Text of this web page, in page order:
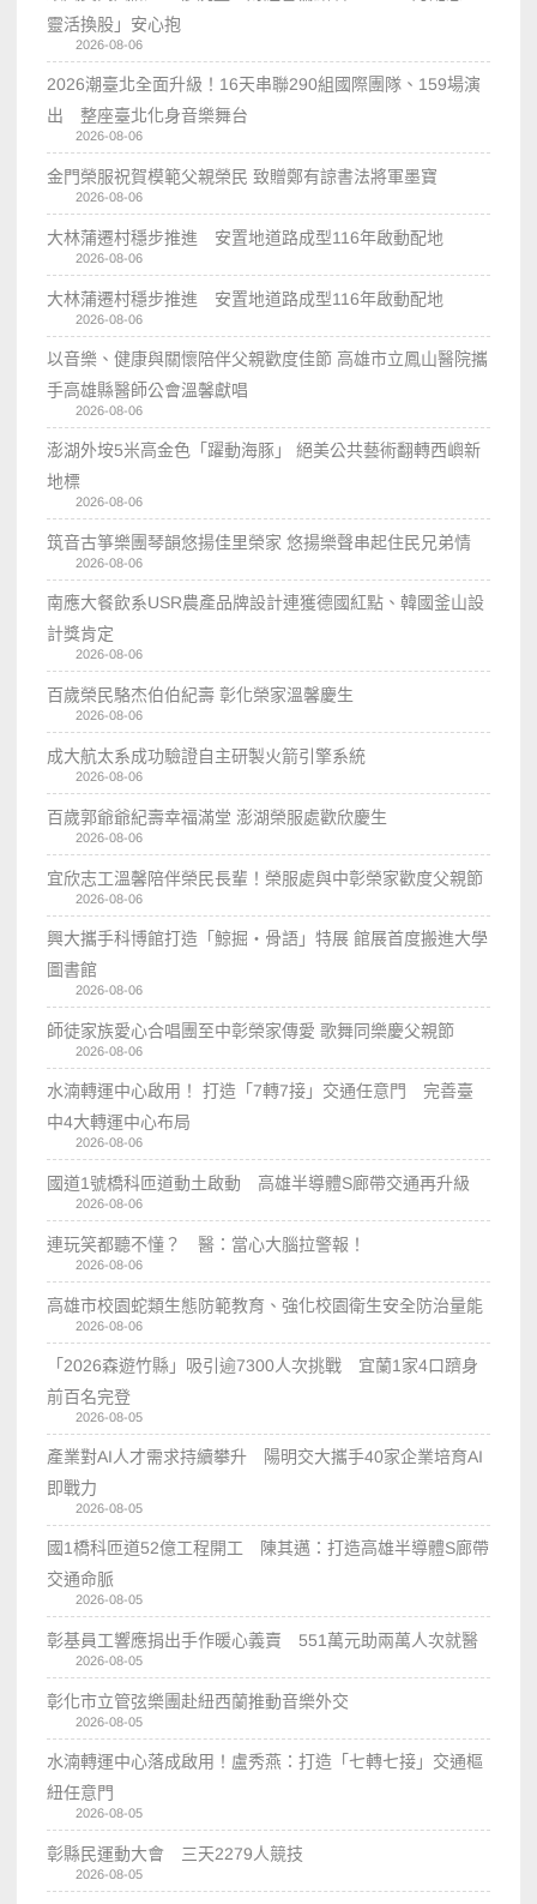
靈活換股」安心抱
2026-08-06
2026潮臺北全面升級！16天串聯290組國際團隊、159場演
出 整座臺北化身音樂舞台
2026-08-06
金門榮服祝賀模範父親榮民 致贈鄭有諒書法將軍墨寶
2026-08-06
大林蒲遷村穩步推進 安置地道路成型116年啟動配地
2026-08-06
大林蒲遷村穩步推進 安置地道路成型116年啟動配地
2026-08-06
以音樂、健康與關懷陪伴父親歡度佳節 高雄市立鳳山醫院攜
手高雄縣醫師公會溫馨獻唱
2026-08-06
澎湖外垵5米高金色「躍動海豚」 絕美公共藝術翻轉西嶼新
地標
2026-08-06
筑音古箏樂團琴韻悠揚佳里榮家 悠揚樂聲串起住民兄弟情
2026-08-06
南應大餐飲系USR農產品牌設計連獲德國紅點、韓國釜山設
計獎肯定
2026-08-06
百歲榮民駱杰伯伯紀壽 彰化榮家溫馨慶生
2026-08-06
成大航太系成功驗證自主研製火箭引擎系統
2026-08-06
百歲郭爺爺紀壽幸福滿堂 澎湖榮服處歡欣慶生
2026-08-06
宜欣志工溫馨陪伴榮民長輩！榮服處與中彰榮家歡度父親節
2026-08-06
興大攜手科博館打造「鯨掘・骨語」特展 館展首度搬進大學
圖書館
2026-08-06
師徒家族愛心合唱團至中彰榮家傳愛 歌舞同樂慶父親節
2026-08-06
水湳轉運中心啟用！ 打造「7轉7接」交通任意門 完善臺
中4大轉運中心布局
2026-08-06
國道1號橋科匝道動土啟動 高雄半導體S廊帶交通再升級
2026-08-06
連玩笑都聽不懂？ 醫：當心大腦拉警報！
2026-08-06
高雄市校園蛇類生態防範教育、強化校園衛生安全防治量能
2026-08-06
「2026森遊竹縣」吸引逾7300人次挑戰 宜蘭1家4口躋身
前百名完登
2026-08-05
產業對AI人才需求持續攀升 陽明交大攜手40家企業培育AI
即戰力
2026-08-05
國1橋科匝道52億工程開工 陳其邁：打造高雄半導體S廊帶
交通命脈
2026-08-05
彰基員工響應捐出手作暖心義賣 551萬元助兩萬人次就醫
2026-08-05
彰化市立管弦樂團赴紐西蘭推動音樂外交
2026-08-05
水湳轉運中心落成啟用！盧秀燕：打造「七轉七接」交通樞
紐任意門
2026-08-05
彰縣民運動大會 三天2279人競技
2026-08-05